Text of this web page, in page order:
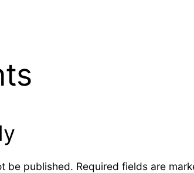
be published. Required fields are